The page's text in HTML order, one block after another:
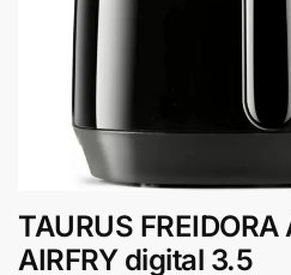
TAURUS
AIRFRY digital 3.5